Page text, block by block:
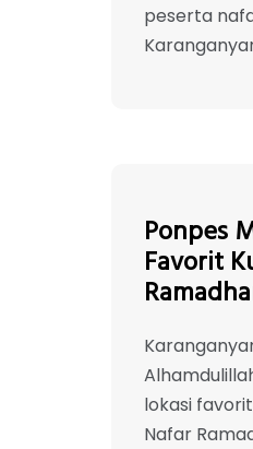
peserta
Ponpes
Favorit
lokasi
Nafar